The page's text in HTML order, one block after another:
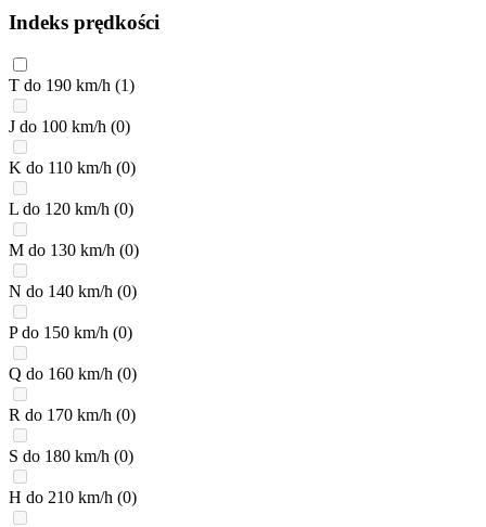
Indeks prędkości
T do 190 km/h (1)
J do 100 km/h (0)
K do 110 km/h (0)
L do 120 km/h (0)
M do 130 km/h (0)
N do 140 km/h (0)
P do 150 km/h (0)
Q do 160 km/h (0)
R do 170 km/h (0)
S do 180 km/h (0)
H do 210 km/h (0)